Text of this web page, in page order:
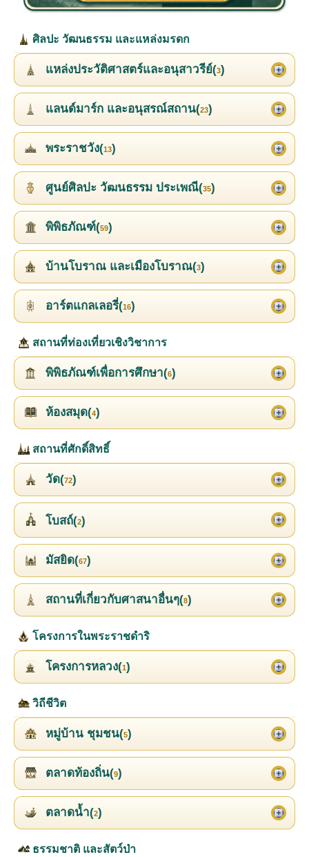
ศิลปะ วัฒนธรรม และแหล่งมรดก
แหล่งประวัติศาสตร์และอนุสาวรีย์(3)
แลนด์มาร์ก และอนุสรณ์สถาน(23)
พระราชวัง(13)
ศูนย์ศิลปะ วัฒนธรรม ประเพณี(35)
พิพิธภัณฑ์(59)
บ้านโบราณ และเมืองโบราณ(3)
อาร์ตแกลเลอรี่(16)
สถานที่ท่องเที่ยวเชิงวิชาการ
พิพิธภัณฑ์เพื่อการศึกษา(6)
ห้องสมุด(4)
สถานที่ศักดิ์สิทธิ์
วัด(72)
โบสถ์(2)
มัสยิด(67)
สถานที่เกี่ยวกับศาสนาอื่นๆ(8)
โครงการในพระราชดำริ
โครงการหลวง(1)
วิถีชีวิต
หมู่บ้าน ชุมชน(5)
ตลาดท้องถิ่น(9)
ตลาดน้ำ(2)
ธรรมชาติ และสัตว์ป่า